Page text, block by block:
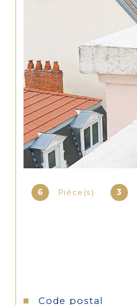
6 Pièce(s) 3
Caractéristiques Valeurs
Code postal